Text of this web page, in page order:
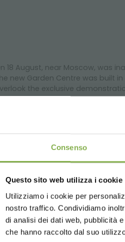
Consenso
Questo sito web utilizza i cookie
Utilizziamo i cookie per
nostro traffico. Condividiamo
di analisi dei dati web, pubblicità
che hanno raccolto dal suo
18 August, near Moscow, was
new Garden Centre was built
the exclusive
Garden Centre covers an
the area dedicated to plants
holder, the basket
supply for a garden center
ВОПРОСЫ-ОТВЕТЫ